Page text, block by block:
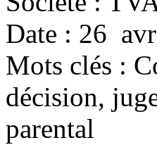
Date : 26
Mots clés :
décision,
parental